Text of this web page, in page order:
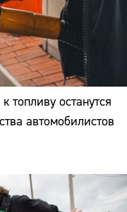
топливу останутся
автомобилистов